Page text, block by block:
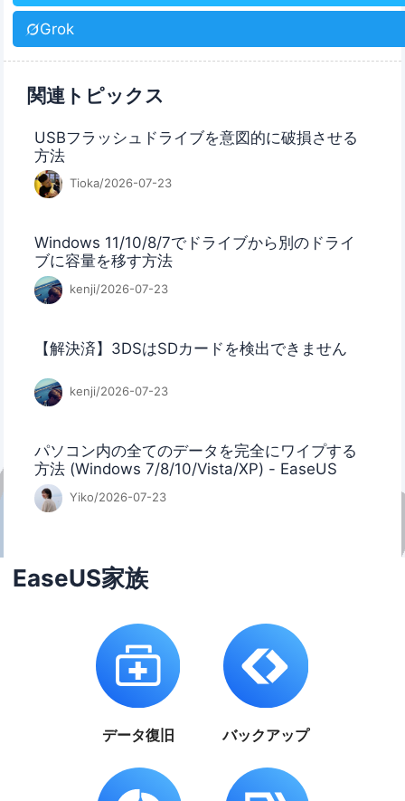
Grok
関連トピックス
USBフラッシュドライブを意図的に破損させる
方法
Tioka/2026-07-23
Windows 11/10/8/7でドライブから別のドライ
ブに容量を移す方法
kenji/2026-07-23
【解決済】3DSはSDカードを検出できません
kenji/2026-07-23
パソコン内の全てのデータを完全にワイプする
方法 (Windows 7/8/10/Vista/XP) - EaseUS
Yiko/2026-07-23
EaseUS家族
データ復旧 バックアップ